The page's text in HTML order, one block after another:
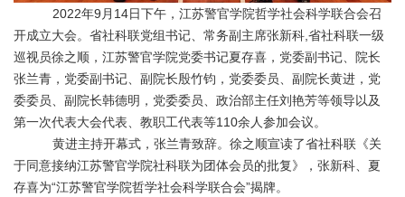
2022年9月14日下午，江苏警官学院哲学社会科学联合会召
开成立大会。省社科联党组书记、常务副主席张新科,省社科联一级
巡视员徐之顺，江苏警官学院党委书记夏存喜，党委副书记、院长
张兰青，党委副书记、副院长殷竹钧，党委委员、副院长黄进，党
委委员、副院长韩德明，党委委员、政治部主任刘艳芳等领导以及
第一次代表大会代表、教职工代表等110余人参加会议。
黄进主持开幕式，张兰青致辞。徐之顺宣读了省社科联《关
于同意接纳江苏警官学院社科联为团体会员的批复》，张新科、夏
存喜为“江苏警官学院哲学社会科学联合会”揭牌。